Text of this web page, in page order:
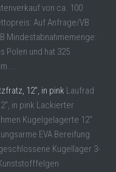
von ca. 100
Auf Anfrage/VB
Mindestabnahmemenge:
Polen und hat 325
...
12″, in pink Laufrad
in pink Lackierter
Kugelgelagerte 12"
EVA Bereifung
Kugellager 3-